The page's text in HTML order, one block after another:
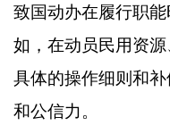
致国动办在履行职
如，在动员民用资
具体的操作细则和
和公信力。